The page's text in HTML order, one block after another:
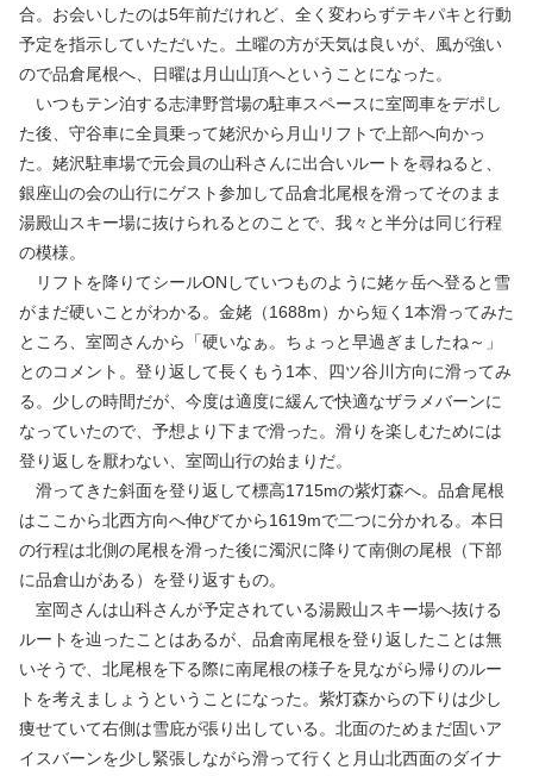
合。お会いしたのは5年前だけれど、全く変わらずテキパキと行動
予定を指示していただいた。土曜の方が天気は良いが、風が強い
ので品倉尾根へ、日曜は月山山頂へということになった。
いつもテン泊する志津野営場の駐車スペースに室岡車をデポし
た後、守谷車に全員乗って姥沢から月山リフトで上部へ向かっ
た。姥沢駐車場で元会員の山科さんに出合いルートを尋ねると、
銀座山の会の山行にゲスト参加して品倉北尾根を滑ってそのまま
湯殿山スキー場に抜けられるとのことで、我々と半分は同じ行程
の模様。
リフトを降りてシールONしていつものように姥ヶ岳へ登ると雪
がまだ硬いことがわかる。金姥（1688m）から短く1本滑ってみた
ところ、室岡さんから「硬いなぁ。ちょっと早過ぎましたね～」
とのコメント。登り返して長くもう1本、四ツ谷川方向に滑ってみ
る。少しの時間だが、今度は適度に緩んで快適なザラメバーンに
なっていたので、予想より下まで滑った。滑りを楽しむためには
登り返しを厭わない、室岡山行の始まりだ。
滑ってきた斜面を登り返して標高1715mの紫灯森へ。品倉尾根
はここから北西方向へ伸びてから1619mで二つに分かれる。本日
の行程は北側の尾根を滑った後に濁沢に降りて南側の尾根（下部
に品倉山がある）を登り返すもの。
室岡さんは山科さんが予定されている湯殿山スキー場へ抜ける
ルートを辿ったことはあるが、品倉南尾根を登り返したことは無
いそうで、北尾根を下る際に南尾根の様子を見ながら帰りのルー
トを考えましょうということになった。紫灯森からの下りは少し
痩せていて右側は雪庇が張り出している。北面のためまだ固いア
イスバーンを少し緊張しながら滑って行くと月山北西面のダイナ